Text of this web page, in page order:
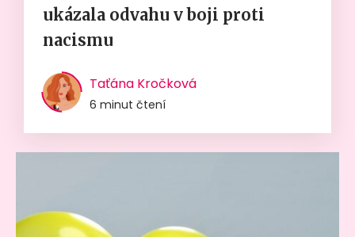
ukázala odvahu v boji proti
nacismu
Taťána Kročková
6 minut čtení